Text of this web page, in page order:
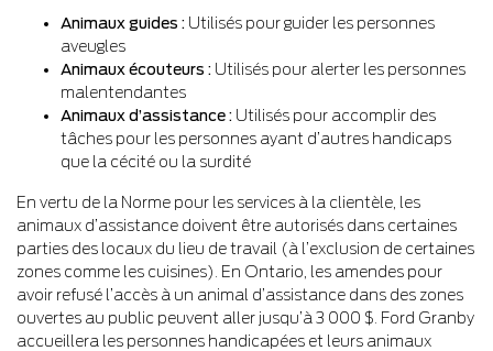
Animaux guides : Utilisés pour guider les personnes
aveugles
Animaux écouteurs : Utilisés pour alerter les personnes
malentendantes
Animaux d’assistance : Utilisés pour accomplir des
tâches pour les personnes ayant d’autres handicaps
que la cécité ou la surdité
En vertu de la Norme pour les services à la clientèle, les
animaux d’assistance doivent être autorisés dans certaines
parties des locaux du lieu de travail (à l’exclusion de certaines
zones comme les cuisines). En Ontario, les amendes pour
avoir refusé l’accès à un animal d’assistance dans des zones
ouvertes au public peuvent aller jusqu’à 3 000 $. Ford Granby
accueillera les personnes handicapées et leurs animaux